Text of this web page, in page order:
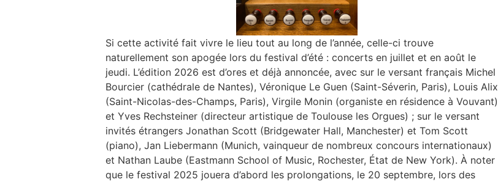
Si cette activité fait vivre le lieu tout au long de l’année, celle-ci trouve
naturellement son apogée lors du festival d’été : concerts en juillet et en août le
jeudi. L’édition 2026 est d’ores et déjà annoncée, avec sur le versant français Michel
Bourcier (cathédrale de Nantes), Véronique Le Guen (Saint-Séverin, Paris), Louis Alix
(Saint-Nicolas-des-Champs, Paris), Virgile Monin (organiste en résidence à Vouvant)
et Yves Rechsteiner (directeur artistique de Toulouse les Orgues) ; sur le versant
invités étrangers Jonathan Scott (Bridgewater Hall, Manchester) et Tom Scott
(piano), Jan Liebermann (Munich, vainqueur de nombreux concours internationaux)
et Nathan Laube (Eastmann School of Music, Rochester, État de New York). À noter
que le festival 2025 jouera d’abord les prolongations, le 20 septembre, lors des